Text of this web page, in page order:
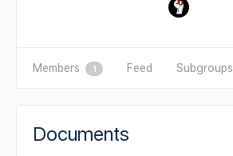
Members 1 Feed Subgroups
Documents